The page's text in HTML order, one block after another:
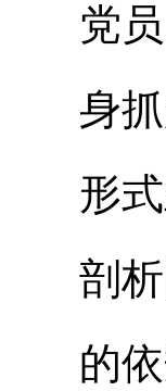
党
身
形
剖
的